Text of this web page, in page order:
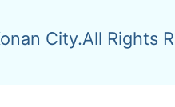
City.All Rights